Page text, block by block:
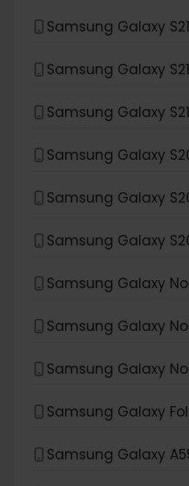
Samsung Galaxy
Samsung Galaxy
Samsung Galaxy
Samsung Galaxy
Samsung Galaxy
Samsung Galaxy
Samsung Galaxy
Samsung Galaxy
Samsung Galaxy
Samsung Galaxy
Samsung Galaxy